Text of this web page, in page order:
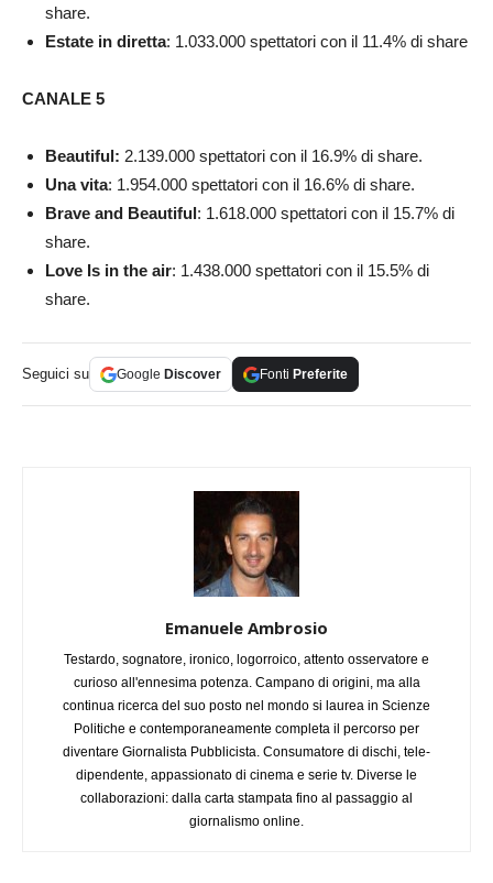
share.
Estate in diretta: 1.033.000 spettatori con il 11.4% di share
CANALE 5
Beautiful: 2.139.000 spettatori con il 16.9% di share.
Una vita: 1.954.000 spettatori con il 16.6% di share.
Brave and Beautiful: 1.618.000 spettatori con il 15.7% di
share.
Love Is in the air: 1.438.000 spettatori con il 15.5% di
share.
Seguici su Google Discover Fonti Preferite
Emanuele Ambrosio
Testardo, sognatore, ironico, logorroico, attento osservatore e
curioso all'ennesima potenza. Campano di origini, ma alla
continua ricerca del suo posto nel mondo si laurea in Scienze
Politiche e contemporaneamente completa il percorso per
diventare Giornalista Pubblicista. Consumatore di dischi, tele-
dipendente, appassionato di cinema e serie tv. Diverse le
collaborazioni: dalla carta stampata fino al passaggio al
giornalismo online.